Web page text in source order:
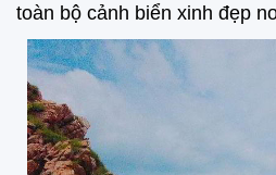
toàn bộ cảnh biển xinh đẹp